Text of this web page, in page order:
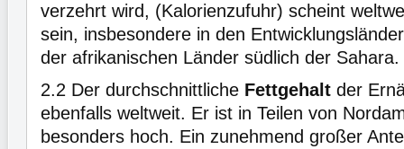
verzehrt wird, (Kalorienzufuhr) scheint
sein, insbesondere in den
der afrikanischen Länder südlich der Sahara.
2.2 Der durchschnittliche Fettgehalt der
ebenfalls weltweit. Er ist in Teilen von
besonders hoch. Ein zunehmend großer